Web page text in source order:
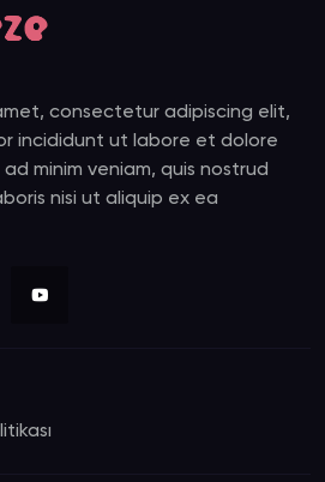
consectetur adipiscing elit,
incididunt ut labore et dolore
minim veniam, quis nostrud
nisi ut aliquip ex ea